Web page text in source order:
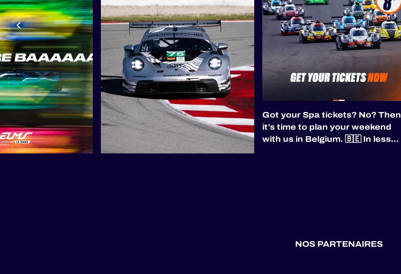
Got your Spa tickets? No? Then
it’s time to plan your weekend
with us in Belgium. 🇧🇪 In less
NOS PARTENAIRES